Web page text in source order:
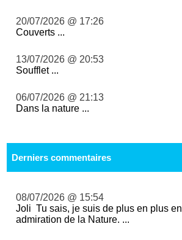
20/07/2026 @ 17:26
Couverts ...
13/07/2026 @ 20:53
Soufflet ...
06/07/2026 @ 21:13
Dans la nature ...
Derniers commentaires
08/07/2026 @ 15:54
Joli Tu sais, je suis de plus en plus en
admiration de la Nature. ...